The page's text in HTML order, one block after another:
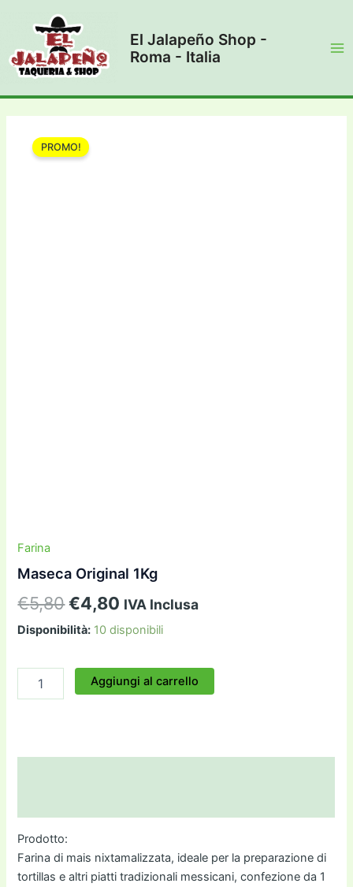
contenuto
El Jalapeño Shop -
Roma - Italia
PROMO!
Farina
Maseca Original 1Kg
€5,80Il
prezzo
era:
€4,80 Il
prezzo
è:
IVA Inclusa
Disponibilità: 10 disponibili
Original
Aggiungi al carrello
Prodotto:
Farina di mais nixtamalizzata, ideale per la preparazione di
tortillas e altri piatti tradizionali messicani, confezione da 1